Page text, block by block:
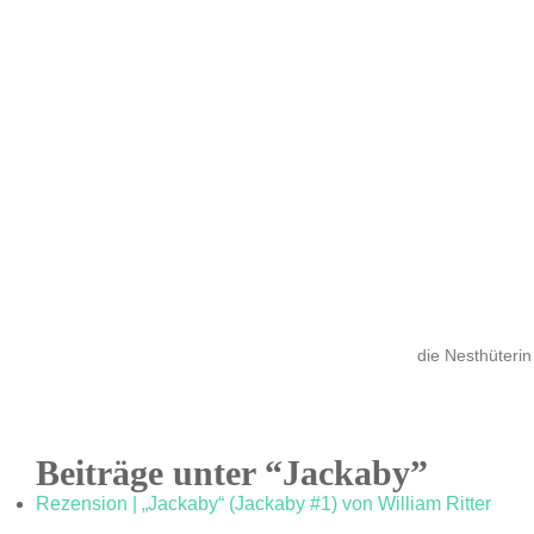
die Nesthüterin
Beiträge unter “Jackaby”
Rezension | „Jackaby“ (Jackaby #1) von William Ritter